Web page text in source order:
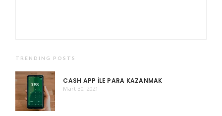
TRENDING POSTS
CASH APP ILE PARA KAZANMAK
Mart 30, 2021